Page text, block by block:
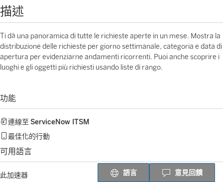
描述
Ti dà una panoramica di tutte le richieste aperte in un mese. Mostra la
distribuzione delle richieste per giorno settimanale, categoria e data di
apertura per evidenziarne andamenti ricorrenti. Puoi anche scoprire i
luoghi e gli oggetti più richiesti usando liste di rango.
功能
連線至 ServiceNow ITSM
最佳化的行動
可用語言
此加速器 語言 意見回饋